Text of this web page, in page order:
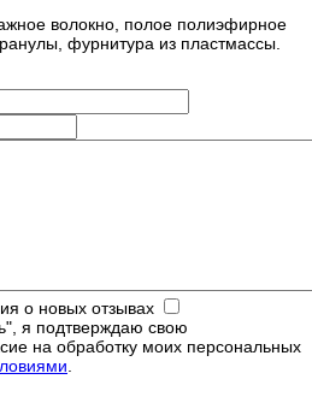
волокно, полое полиэфирное
фурнитура из пластмассы.
о новых отзывах
я подтверждаю свою
на обработку моих персональных
.